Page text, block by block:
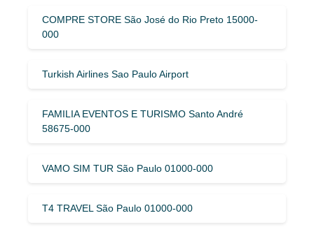
COMPRE STORE São José do Rio Preto 15000-
000
Turkish Airlines Sao Paulo Airport
FAMILIA EVENTOS E TURISMO Santo André
58675-000
VAMO SIM TUR São Paulo 01000-000
T4 TRAVEL São Paulo 01000-000